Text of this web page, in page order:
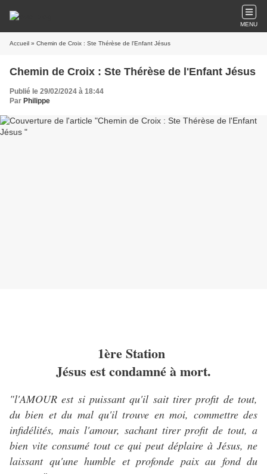
MENU
Accueil » Chemin de Croix : Ste Thérèse de l'Enfant Jésus
Chemin de Croix : Ste Thérèse de l'Enfant Jésus
Publié le 29/02/2024 à 18:44
Par Philippe
1ère Station
Jésus est condamné à mort.
"l'AMOUR est si puissant qu'il sait tirer profit de tout,
du bien et du mal qu'il trouve en moi, commettre des
infidélités, mais l'amour, sachant tirer profit de tout, a
bien vite consumé tout ce qui peut déplaire à Jésus, ne
laissant qu'une humble et profonde paix au fond du